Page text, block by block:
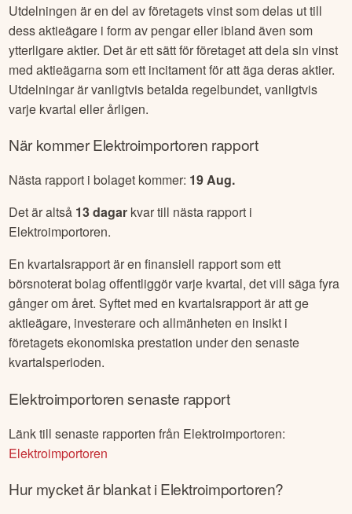
Utdelningen är en del av företagets vinst som delas ut till
dess aktieägare i form av pengar eller ibland även som
ytterligare aktier. Det är ett sätt för företaget att dela sin vinst
med aktieägarna som ett incitament för att äga deras aktier.
Utdelningar är vanligtvis betalda regelbundet, vanligtvis
varje kvartal eller årligen.
När kommerElektroimportoren rapport
Nästa rapport i bolaget kommer: 19 Aug.
Det är altså 13dagar kvar till nästa rapport i
Elektroimportoren.
En kvartalsrapport är en finansiell rapport som ett
börsnoterat bolag offentliggör varje kvartal, det vill säga fyra
gånger om året. Syftet med en kvartalsrapport är att ge
aktieägare, investerare och allmänheten en insikt i
företagets ekonomiska prestation under den senaste
kvartalsperioden.
Elektroimportorensenaste rapport
Länk till senaste rapporten från Elektroimportoren:
Elektroimportoren
Hur mycket är blankat iElektroimportoren?